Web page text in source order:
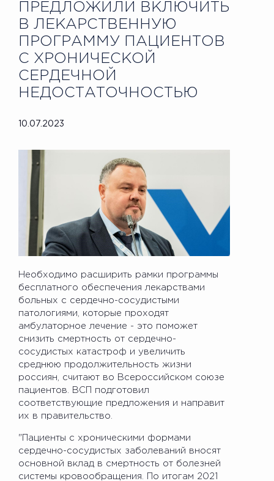
ПРЕДЛОЖИЛИ ВКЛЮЧИТЬ
В ЛЕКАРСТВЕННУЮ
ПРОГРАММУ ПАЦИЕНТОВ
С ХРОНИЧЕСКОЙ
СЕРДЕЧНОЙ
НЕДОСТАТОЧНОСТЬЮ
10.07.2023
Необходимо расширить рамки программы
бесплатного обеспечения лекарствами
больных с сердечно-сосудистыми
патологиями, которые проходят
амбулаторное лечение - это поможет
снизить смертность от сердечно-
сосудистых катастроф и увеличить
среднюю продолжительность жизни
россиян, считают во Всероссийском союзе
пациентов. ВСП подготовил
соответствующие предложения и направит
их в правительство.
"Пациенты с хроническими формами
сердечно-сосудистых заболеваний вносят
основной вклад в смертность от болезней
системы кровообращения. По итогам 2021